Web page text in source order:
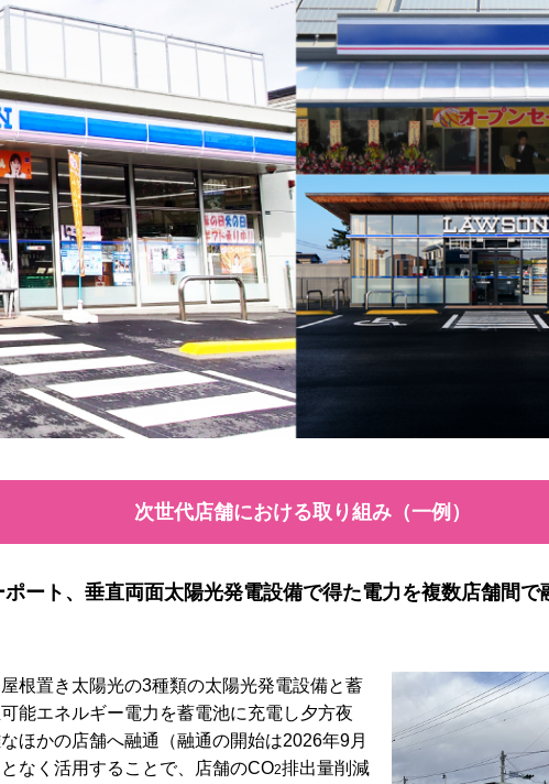
次世代店舗における取り組み（一例）
ート、垂直両面太陽光発電設備で得た電力を複数店舗間で
根置き太陽光の3種類の太陽光発電設備と蓄
能エネルギー電力を蓄電池に充電し夕方夜
ほかの店舗へ融通（融通の開始は2026年9月
なく活用することで、店舗のCO2排出量削減